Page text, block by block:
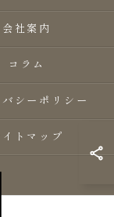
会社案内
コラム
バシーポリシー
イトマップ